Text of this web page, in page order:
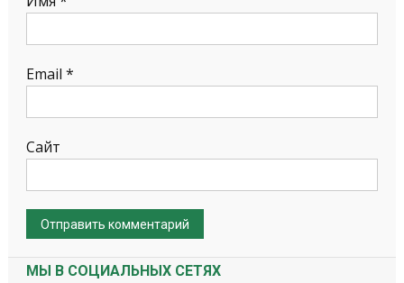
Email *
Сайт
МЫ В СОЦИАЛЬНЫХ СЕТЯХ